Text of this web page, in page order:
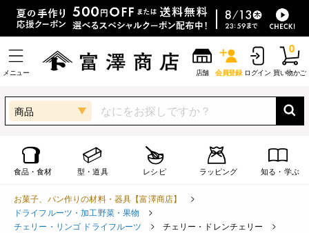
メニュー 店舗 会員登録 ログイン 買い物かご
0
商品
食品・食材 型・道具 レシピ ラッピング 知る・学ぶ
お菓子、パン作りの材料・器具【富澤商店】
ドライフルーツ・加工野菜・果物
チェリー・リンゴ ドライフルーツ
チェリー・ドレンチェリー